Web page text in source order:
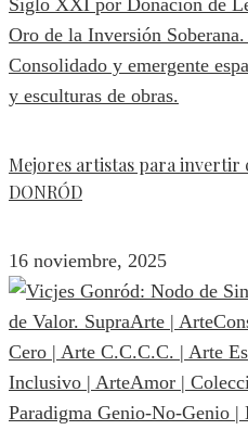
Mejores artistas para invertir
DONRÓD
16 noviembre, 2025